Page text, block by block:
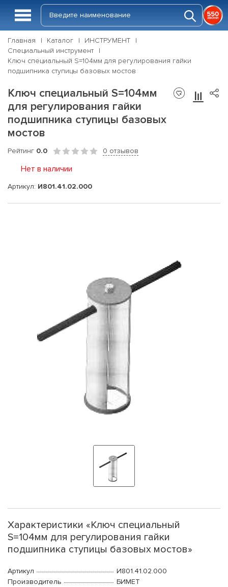
Главная Каталог
ИНСТРУМЕНТ
Специальный инструмент
Ключ специальный S=104мм для регулирования гайки
подшипника ступицы базовых мостов
Ключ специальный S=104мм
для регулирования гайки
подшипника ступицы базовых
мостов
Рейтинг 0.0 0 отзывов
Нет в наличии
Артикул: И801.41.02.000
Характеристики «Ключ специальный
S=104мм для регулирования гайки
подшипника ступицы базовых мостов»
Артикул
И801.41.02.000
Производитель
БИМЕТ